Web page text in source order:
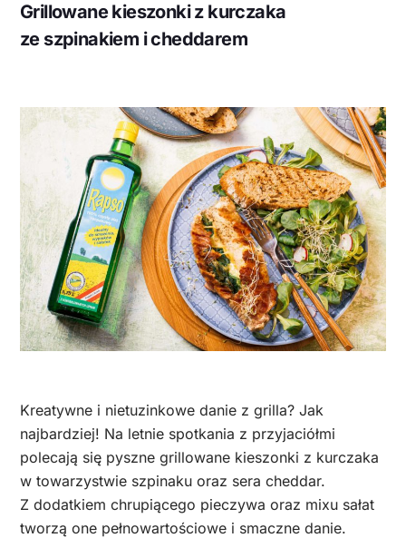
Grillowane kieszonki z kurczaka
ze szpinakiem i cheddarem
Kreatywne i nietuzinkowe danie z grilla? Jak
najbardziej! Na letnie spotkania z przyjaciółmi
polecają się pyszne grillowane kieszonki z kurczaka
w towarzystwie szpinaku oraz sera cheddar.
Z dodatkiem chrupiącego pieczywa oraz mixu sałat
tworzą one pełnowartościowe i smaczne danie.